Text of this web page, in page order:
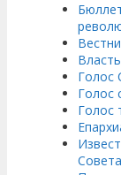
Голос
Голос
Голос